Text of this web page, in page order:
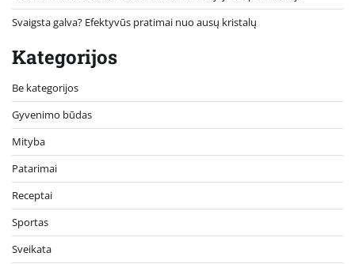
Svaigsta galva? Efektyvūs pratimai nuo ausų kristalų
Kategorijos
Be kategorijos
Gyvenimo būdas
Mityba
Patarimai
Receptai
Sportas
Sveikata